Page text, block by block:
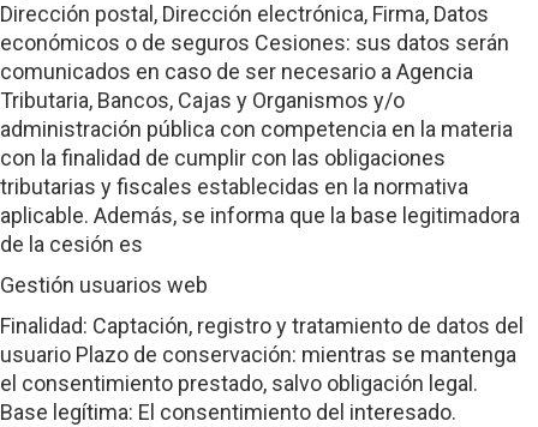
Dirección postal, Dirección electrónica, Firma, Datos
económicos o de seguros Cesiones: sus datos serán
comunicados en caso de ser necesario a Agencia
Tributaria, Bancos, Cajas y Organismos y/o
administración pública con competencia en la materia
con la finalidad de cumplir con las obligaciones
tributarias y fiscales establecidas en la normativa
aplicable. Además, se informa que la base legitimadora
de la cesión es
Gestión usuarios web
Finalidad: Captación, registro y tratamiento de datos del
usuario Plazo de conservación: mientras se mantenga
el consentimiento prestado, salvo obligación legal.
Base legítima: El consentimiento del interesado.